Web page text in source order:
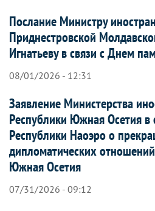
Послание Министру
Приднестровской
Игнатьеву в связи с Днем
08/01/2026 - 12:31
Заявление Министерства
Республики Южная Осетия в
Республики Наоэро о
дипломатических
Южная Осетия
07/31/2026 - 09:12